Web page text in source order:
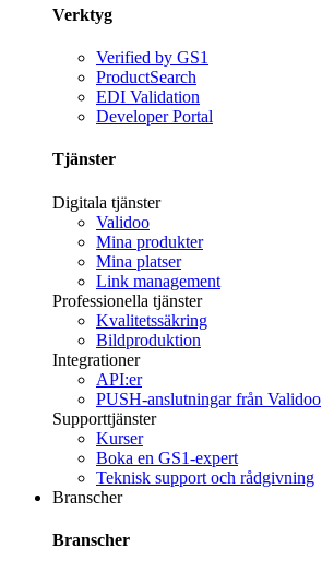
Verktyg
Verified by GS1
ProductSearch
EDI Validation
Developer Portal
Tjänster
Digitala tjänster
Validoo
Mina produkter
Mina platser
Link management
Professionella tjänster
Kvalitetssäkring
Bildproduktion
Integrationer
API:er
PUSH-anslutningar från Validoo
Supporttjänster
Kurser
Boka en GS1-expert
Teknisk support och rådgivning
Branscher
Branscher